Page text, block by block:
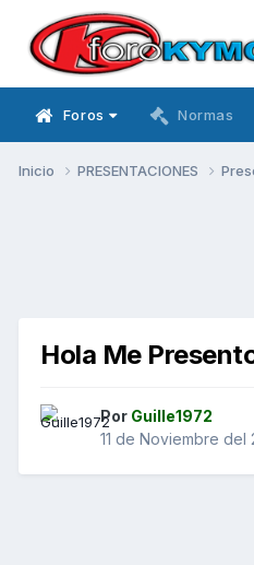
Foros Normas
Inicio PRESENTACIONES
Hola Me
Por Guille1972
11 de Noviembre del